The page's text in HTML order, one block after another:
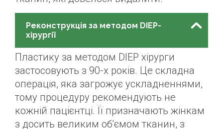
Реконструкція за методом DІEP-
хірургії
Пластику за методом DІEP хірурги
застосовують з 90-х років. Це складна
операція, яка загрожує ускладненнями,
тому процедуру рекомендують не
кожній пацієнтці. Її призначають жінкам
з досить великим об'ємом тканин, з